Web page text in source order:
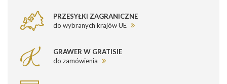
PRZESYŁKI ZAGRANICZNE
do wybranych krajów UE
GRAWER W GRATISIE
do zamówienia